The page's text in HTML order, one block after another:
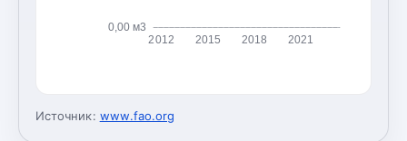
0,00 м3
2012 2015 2018 2021
Источник: www.fao.org